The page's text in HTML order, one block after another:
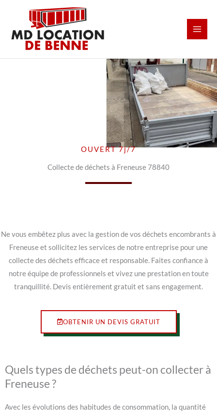
contenu
OUVERT 7j/7
Collecte de déchets à Freneuse 78840
Ne vous embêtez plus avec la gestion de vos déchets encombrants à
Freneuse et sollicitez les services de notre entreprise pour une
collecte des déchets efficace et responsable. Faites confiance à
notre équipe de professionnels et vivez une prestation en toute
tranquillité. Devis entièrement gratuit et sans engagement.
OBTENIR UN DEVIS GRATUIT
Quels types de déchets peut-on collecter à
Freneuse ?
Avec les évolutions des habitudes de consommation, la quantité